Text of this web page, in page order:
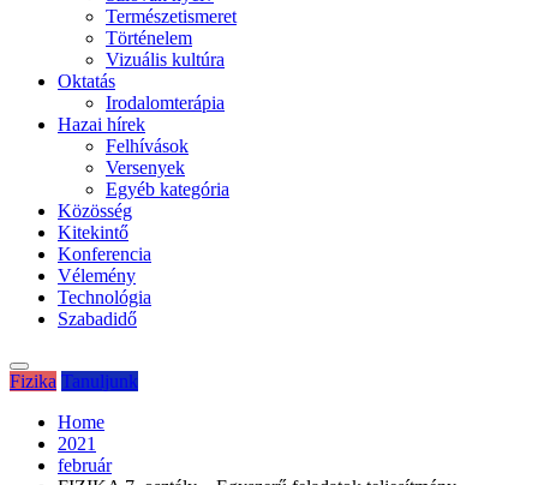
Természetismeret
Történelem
Vizuális kultúra
Oktatás
Irodalomterápia
Hazai hírek
Felhívások
Versenyek
Egyéb kategória
Közösség
Kitekintő
Konferencia
Vélemény
Technológia
Szabadidő
Fizika Tanuljunk
Home
2021
február